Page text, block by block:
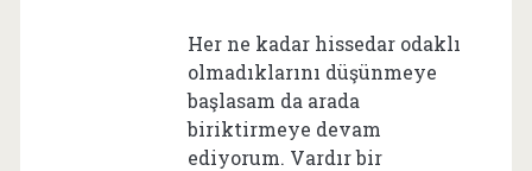
Her ne kadar hissedar odaklı
olmadıklarını düşünmeye
başlasam da arada
biriktirmeye devam
ediyorum. Vardır bir